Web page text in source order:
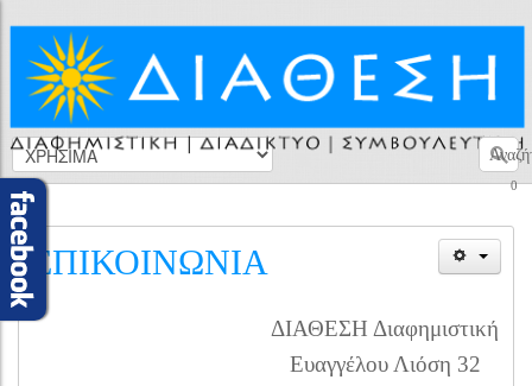
0
ΕΠΙΚΟΙΝΩΝΙΑ
ΔΙΑΘΕΣΗ Διαφημιστική
Ευαγγέλου Λιόση 32